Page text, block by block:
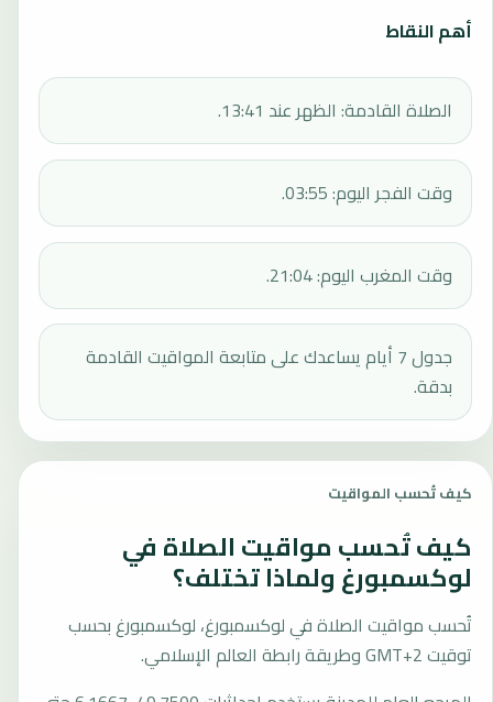
أهم النقاط
الصلاة القادمة: الظهر عند 13:41.
وقت الفجر اليوم: 03:55.
وقت المغرب اليوم: 21:04.
جدول 7 أيام يساعدك على متابعة المواقيت القادمة
بدقة.
كيف تُحسب المواقيت
كيف تُحسب مواقيت الصلاة في
لوكسمبورغ ولماذا تختلف؟
تُحسب مواقيت الصلاة في لوكسمبورغ، لوكسمبورغ بحسب
توقيت GMT+2 وطريقة رابطة العالم الإسلامي.